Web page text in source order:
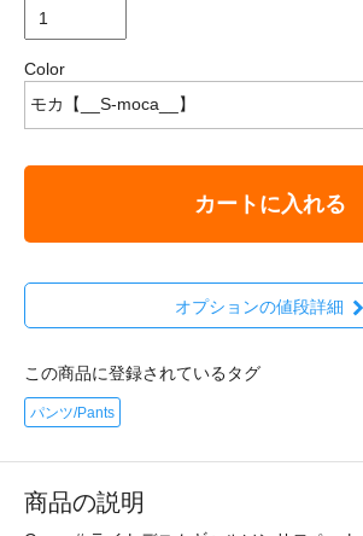
Color
カートに入れる
オプションの値段詳細
この商品に登録されているタグ
パンツ/Pants
商品の説明